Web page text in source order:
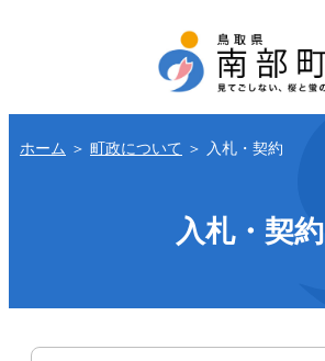
ホーム ＞ 町政について ＞ 入札・契約
入札・契約